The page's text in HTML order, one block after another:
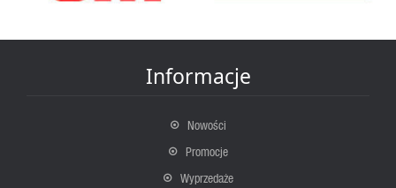
Informacje
Nowości
Promocje
Wyprzedaże